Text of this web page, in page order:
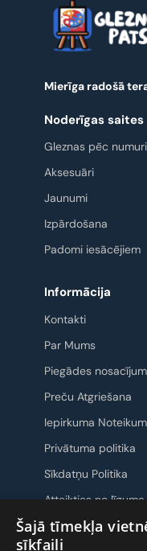
Mierīga radošā
Noderīgas saites
Gleznas pēc
Aksesuāri
Jaunumi
Izpārdošana
Padomi iesācējiem
Informācija
Kontakti
Par Mums
Piegādes
Preču Atgriešana
Iepirkuma
Privātuma politika
Sīkdatņu Politika
Atteikties no
Sazināsimies
Šajā tīmekļa
sīkfaili